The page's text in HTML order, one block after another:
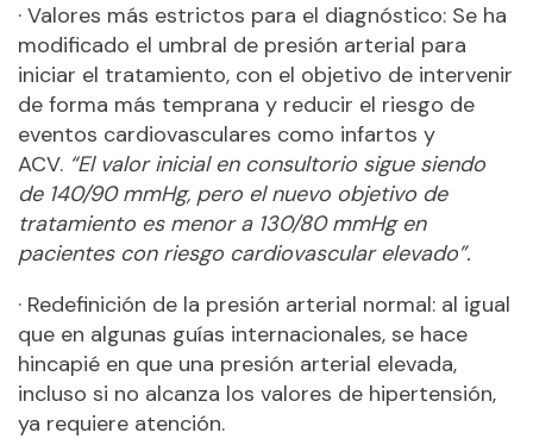
· Valores más estrictos para el diagnóstico: Se ha
modificado el umbral de presión arterial para
iniciar el tratamiento, con el objetivo de intervenir
de forma más temprana y reducir el riesgo de
eventos cardiovasculares como infartos y
ACV. “El valor inicial en consultorio sigue siendo
de 140/90 mmHg, pero el nuevo objetivo de
tratamiento es menor a 130/80 mmHg en
pacientes con riesgo cardiovascular elevado”.
· Redefinición de la presión arterial normal: al igual
que en algunas guías internacionales, se hace
hincapié en que una presión arterial elevada,
incluso si no alcanza los valores de hipertensión,
ya requiere atención.